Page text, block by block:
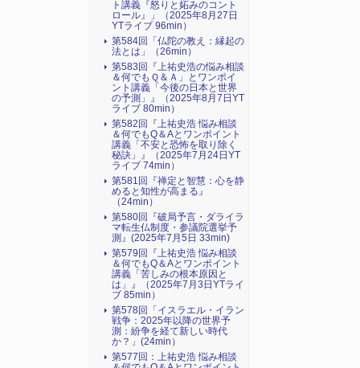
ト講義『怒りと妬みのコント
ロール』​」（2025年8月27日
YTライブ 96min）
第584回「仏陀の教え：縁起の
法とは」（26min）
第583回『上祐史浩の悩み相談
＆何でもＱ＆Ａ」とワンポイ
ント講義「今後の日本と世界
の予測」』（2025年8月7日YT
ライブ 80min）
第582回『上祐史浩 悩み相談
＆何でもQ＆Aとワンポイント
講義「不安と恐怖を取り除く
秘訣」』（2025年7月24日YT
ライブ 74min）
第581回『禅定と智慧：心を静
めると知性が高まる』
（24min）
第580回『破局予言・ダライラ
マ転生仏制度・参議院選挙予
測』(2025年7月5日 33min)
第579回『上祐史浩 悩み相談
＆何でもQ＆Aとワンポイント
講義「苦しみの根本原因と
は」』（2025年7月3日YTライ
ブ 85min）
第578回「イスラエル・イラン
戦争：2025年以降の世界予
測：紛争を経て新しい時代
か？」(24min）
第577回：上祐史浩 悩み相談